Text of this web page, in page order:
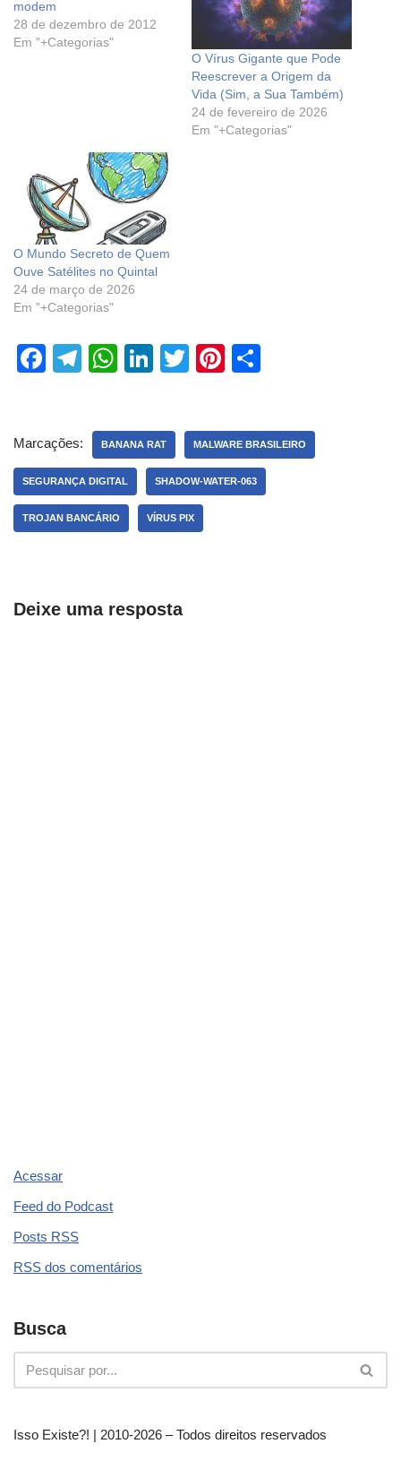
modem
28 de dezembro de 2012
Em "+Categorias"
O Vírus Gigante que Pode
Reescrever a Origem da
Vida (Sim, a Sua Também)
24 de fevereiro de 2026
Em "+Categorias"
O Mundo Secreto de Quem
Ouve Satélites no Quintal
24 de março de 2026
Em "+Categorias"
F
e
b
o
o
T
gr
a
m
W
s
A
p
p
Li
e
dI
n
T
er
Pi
e
st
e
Marcações: BANANA RAT MALWARE BRASILEIRO
SEGURANÇA DIGITAL SHADOW-WATER-063
TROJAN BANCÁRIO VÍRUS PIX
Deixe uma resposta
Acessar
Feed do Podcast
Posts RSS
RSS dos comentários
Busca
Isso Existe?! | 2010-2026 – Todos direitos reservados